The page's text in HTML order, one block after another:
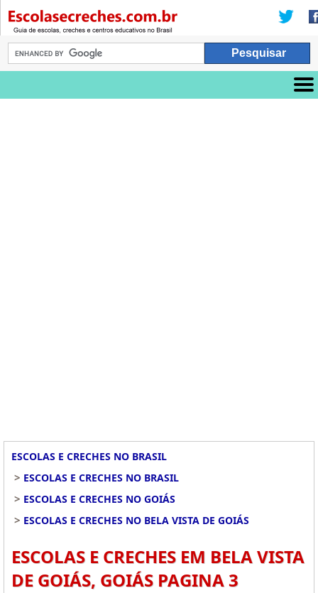
ESCOLAS E CRECHES NO BRASIL
> ESCOLAS E CRECHES NO BRASIL
> ESCOLAS E CRECHES NO GOIÁS
> ESCOLAS E CRECHES NO BELA VISTA DE GOIÁS
ESCOLAS E CRECHES EM BELA VISTA
DE GOIÁS, GOIÁS PAGINA 3